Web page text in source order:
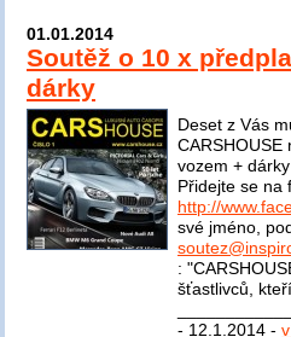
01.01.2014
Soutěž o 10 x
dárky
Deset z Vás
vozem +
Přidejte se na
http://
své jméno,
:
šťastlivců,
- 12.1.2014 -